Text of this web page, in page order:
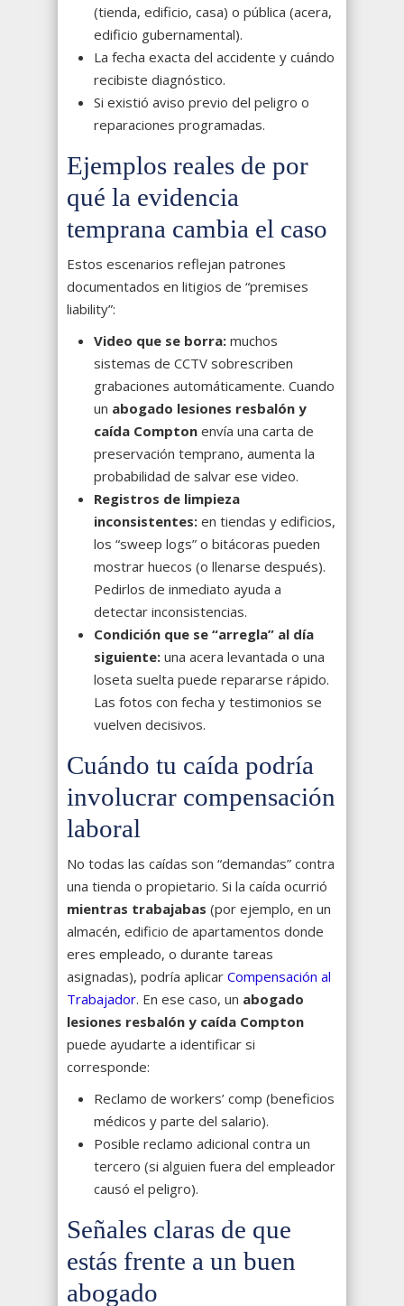
(tienda, edificio, casa) o pública (acera,
edificio gubernamental).
La fecha exacta del accidente y cuándo
recibiste diagnóstico.
Si existió aviso previo del peligro o
reparaciones programadas.
Ejemplos reales de por
qué la evidencia
temprana cambia el caso
Estos escenarios reflejan patrones
documentados en litigios de “premises
liability”:
Video que se borra: muchos
sistemas de CCTV sobrescriben
grabaciones automáticamente. Cuando
un abogado lesiones resbalón y
caída Compton envía una carta de
preservación temprano, aumenta la
probabilidad de salvar ese video.
Registros de limpieza
inconsistentes: en tiendas y edificios,
los “sweep logs” o bitácoras pueden
mostrar huecos (o llenarse después).
Pedirlos de inmediato ayuda a
detectar inconsistencias.
Condición que se “arregla” al día
siguiente: una acera levantada o una
loseta suelta puede repararse rápido.
Las fotos con fecha y testimonios se
vuelven decisivos.
Cuándo tu caída podría
involucrar compensación
laboral
No todas las caídas son “demandas” contra
una tienda o propietario. Si la caída ocurrió
mientras trabajabas (por ejemplo, en un
almacén, edificio de apartamentos donde
eres empleado, o durante tareas
asignadas), podría aplicar Compensación al
Trabajador. En ese caso, un abogado
lesiones resbalón y caída Compton
puede ayudarte a identificar si
corresponde:
Reclamo de workers’ comp (beneficios
médicos y parte del salario).
Posible reclamo adicional contra un
tercero (si alguien fuera del empleador
causó el peligro).
Señales claras de que
estás frente a un buen
abogado